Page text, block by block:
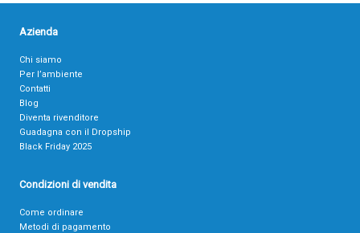
Azienda
Chi siamo
Per l’ambiente
Contatti
Blog
Diventa rivenditore
Guadagna con il Dropship
Black Friday 2025
Condizioni di vendita
Come ordinare
Metodi di pagamento